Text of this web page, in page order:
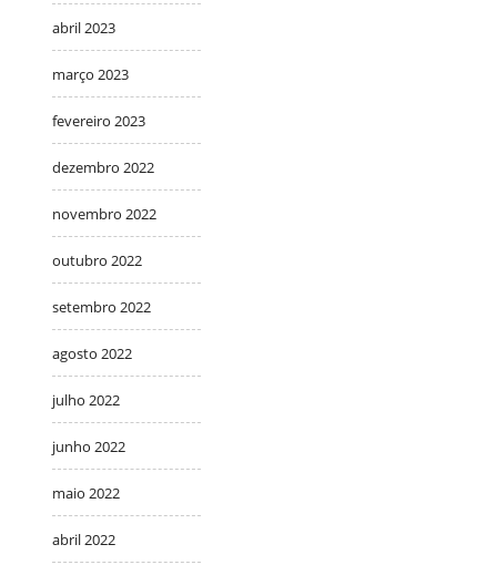
abril 2023
março 2023
fevereiro 2023
dezembro 2022
novembro 2022
outubro 2022
setembro 2022
agosto 2022
julho 2022
junho 2022
maio 2022
abril 2022